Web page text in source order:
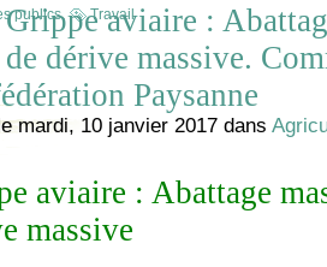
publics, Travail
Grippe aviaire :
de dérive massive.
Paysanne
mardi, 10 janvier 2017 dans
aviaire : Abattage
massive